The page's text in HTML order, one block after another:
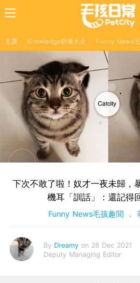
主頁 Knowledge飼養大全 Funny News
下次不敢了啦！奴才一夜未歸，
機耳「訓話」：還記得
Funny News毛孩趣聞
By Dreamy on 28 Dec 2021
Deputy Managing Editor